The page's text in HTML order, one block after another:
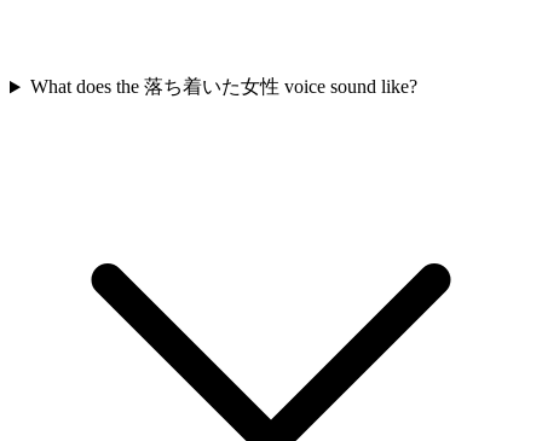
What does the 落ち着いた女性 voice sound like?